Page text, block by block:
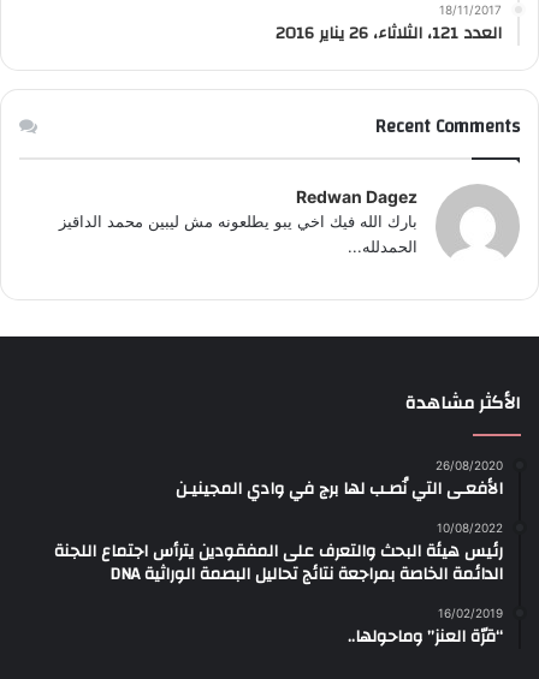
18/11/2017
العدد 121، الثلاثاء، 26 يناير 2016
Recent Comments
Redwan Dagez
بارك الله فيك اخي يبو يطلعونه مش ليبين محمد الداقيز
الحمدلله...
الأكثر مشاهدة
26/08/2020
الأفعـى التي نُصـب لها برج في وادي المجينيـن
10/08/2022
رئيس هيئة البحث والتعرف على المفقودين يترأس اجتماع اللجنة
الدائمة الخاصة بمراجعة نتائج تحاليل البصمة الوراثية DNA
16/02/2019
“قرّة العنز” وماحولها..